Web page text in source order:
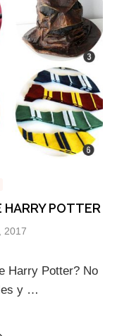
HARRY POTTER
2017
Harry Potter? No
y …